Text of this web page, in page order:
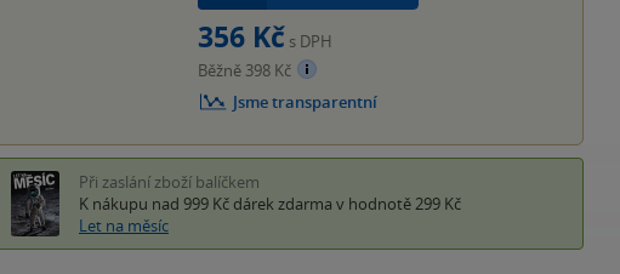
356 Kč s DPH
Běžně 398 Kč
Jsme transparentní
Při zaslání zboží balíčkem
K nákupu nad 999 Kč dárek zdarma v hodnotě 299 Kč
Let na měsíc